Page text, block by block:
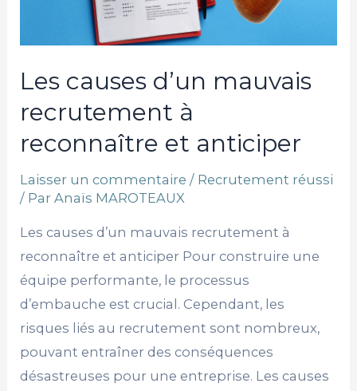
Les causes d’un mauvais
recrutement à
reconnaître et anticiper
Laisser un commentaire / Recrutement réussi
/ ParAnaïs MAROTEAUX
Les causes d’un mauvais recrutement à
reconnaître et anticiper Pour construire une
équipe performante, le processus
d’embauche est crucial. Cependant, les
risques liés au recrutement sont nombreux,
pouvant entraîner des conséquences
désastreuses pour une entreprise. Les causes
reconnaître
et
anticiper